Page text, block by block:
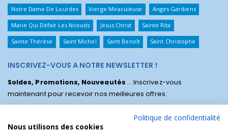
Notre Dame De Lourdes Vierge Miraculeuse Anges Gardiens
Marie Qui Défait Les Noeuds Jésus Christ Sainte Rita
Sainte Thérèse Saint Michel Saint Benoît Saint Christophe
INSCRIVEZ-VOUS A NOTRE NEWSLETTER !
Soldes, Promotions, Nouveautés ... Inscrivez-vous
maintenant pour recevoir nos meilleures offres.
Politique de confidentialité
Nous utilisons des cookies